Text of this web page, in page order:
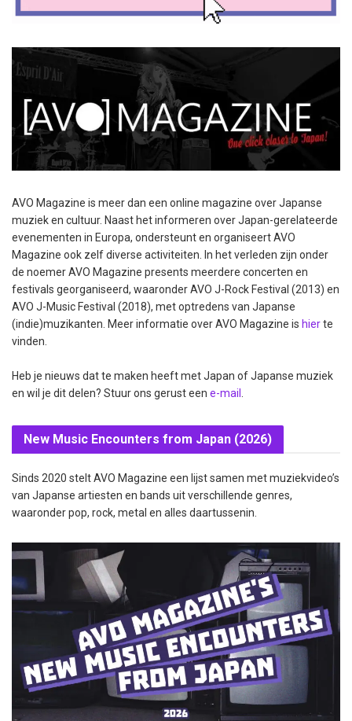
AVO Magazine is meer dan een online magazine over Japanse
muziek en cultuur. Naast het informeren over Japan-gerelateerde
evenementen in Europa, ondersteunt en organiseert AVO
Magazine ook zelf diverse activiteiten. In het verleden zijn onder
de noemer AVO Magazine presents meerdere concerten en
festivals georganiseerd, waaronder AVO J-Rock Festival (2013) en
AVO J-Music Festival (2018), met optredens van Japanse
(indie)muzikanten. Meer informatie over AVO Magazine is hierte
vinden.
Heb je nieuws dat te maken heeft met Japan of Japanse muziek
en wil je dit delen? Stuur ons gerust een e-mail
New Music Encounters from Japan (2026)
Sinds 2020 stelt AVO Magazine een lijst samen met muziekvideo’s
van Japanse artiesten en bands uit verschillende genres,
waaronder pop, rock, metal en alles daartussenin.